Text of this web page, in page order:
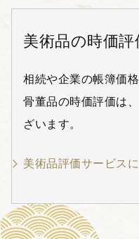
美術品の時価
相続や企業の帳簿価
骨董品の時価評価は
ざいます。
美術品評価サービス